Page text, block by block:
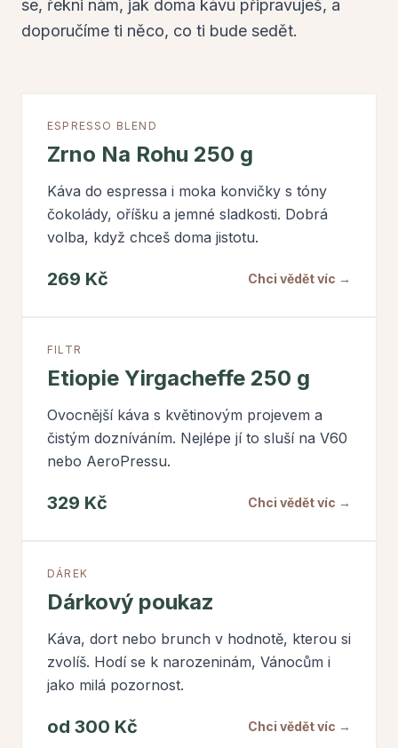
se, řekni nám, jak doma kávu připravuješ, a
doporučíme ti něco, co ti bude sedět.
ESPRESSO BLEND
Zrno Na Rohu 250 g
Káva do espressa i moka konvičky s tóny
čokolády, oříšku a jemné sladkosti. Dobrá
volba, když chceš doma jistotu.
269 Kč Chci vědět víc →
FILTR
Etiopie Yirgacheffe 250 g
Ovocnější káva s květinovým projevem a
čistým dozníváním. Nejlépe jí to sluší na V60
nebo AeroPressu.
329 Kč Chci vědět víc →
DÁREK
Dárkový poukaz
Káva, dort nebo brunch v hodnotě, kterou si
zvolíš. Hodí se k narozeninám, Vánocům i
jako milá pozornost.
od 300 Kč Chci vědět víc →